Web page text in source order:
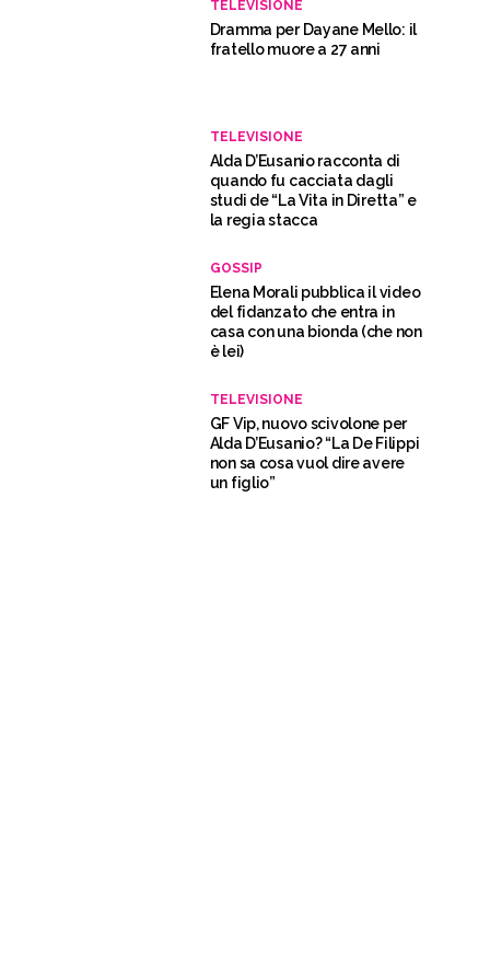
TELEVISIONE
Dramma per Dayane Mello: il
fratello muore a 27 anni
TELEVISIONE
Alda D’Eusanio racconta di
quando fu cacciata dagli
studi de “La Vita in Diretta” e
la regia stacca
GOSSIP
Elena Morali pubblica il video
del fidanzato che entra in
casa con una bionda (che non
è lei)
TELEVISIONE
GF Vip, nuovo scivolone per
Alda D’Eusanio? “La De Filippi
non sa cosa vuol dire avere
un figlio”